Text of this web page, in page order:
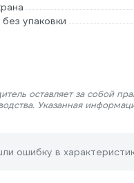
упаковки
оставляет за собой
Указанная
ошибку в